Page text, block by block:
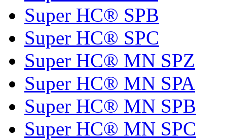
Super HC® SPB
Super HC® SPC
Super HC® MN SPZ
Super HC® MN SPA
Super HC® MN SPB
Super HC® MN SPC